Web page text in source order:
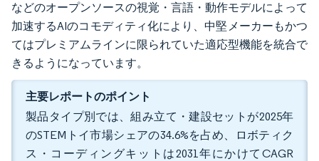
などのオープンソースの視覚・言語・動作モデルによって
加速するAIのコモディティ化により、中堅メーカーもかつ
てはプレミアムラインに限られていた適応型機能を統合で
きるようになっています。
主要レポートのポイント
製品タイプ別では、組み立て・建設セットが2025年
のSTEMトイ市場シェアの34.6%を占め、ロボティク
ス・コーディングキットは2031年にかけてCAGR